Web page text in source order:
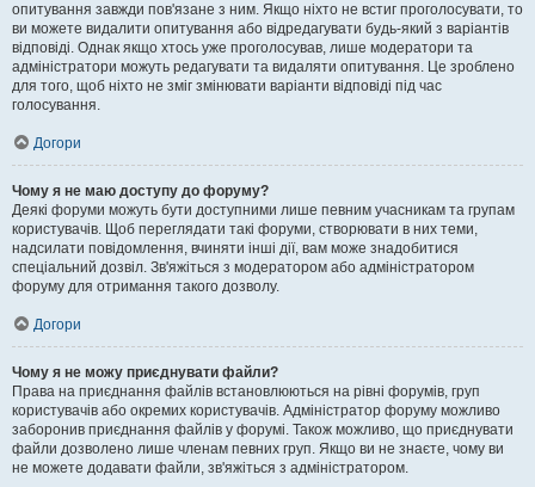
опитування завжди пов'язане з ним. Якщо ніхто не встиг проголосувати, то
ви можете видалити опитування або відредагувати будь-який з варіантів
відповіді. Однак якщо хтось уже проголосував, лише модератори та
адміністратори можуть редагувати та видаляти опитування. Це зроблено
для того, щоб ніхто не зміг змінювати варіанти відповіді під час
голосування.
Догори
Чому я не маю доступу до форуму?
Деякі форуми можуть бути доступними лише певним учасникам та групам
користувачів. Щоб переглядати такі форуми, створювати в них теми,
надсилати повідомлення, вчиняти інші дії, вам може знадобитися
спеціальний дозвіл. Зв'яжіться з модератором або адміністратором
форуму для отримання такого дозволу.
Догори
Чому я не можу приєднувати файли?
Права на приєднання файлів встановлюються на рівні форумів, груп
користувачів або окремих користувачів. Адміністратор форуму можливо
заборонив приєднання файлів у форумі. Також можливо, що приєднувати
файли дозволено лише членам певних груп. Якщо ви не знаєте, чому ви
не можете додавати файли, зв'яжіться з адміністратором.